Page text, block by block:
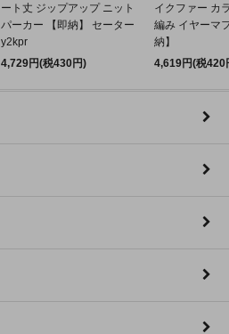
ート丈 ジップアップ ニット
パーカー 【即納】 セーター
y2kpr
4,729円(税430円)
イクファー カ
編み イヤーマ
納】
4,619円(税420